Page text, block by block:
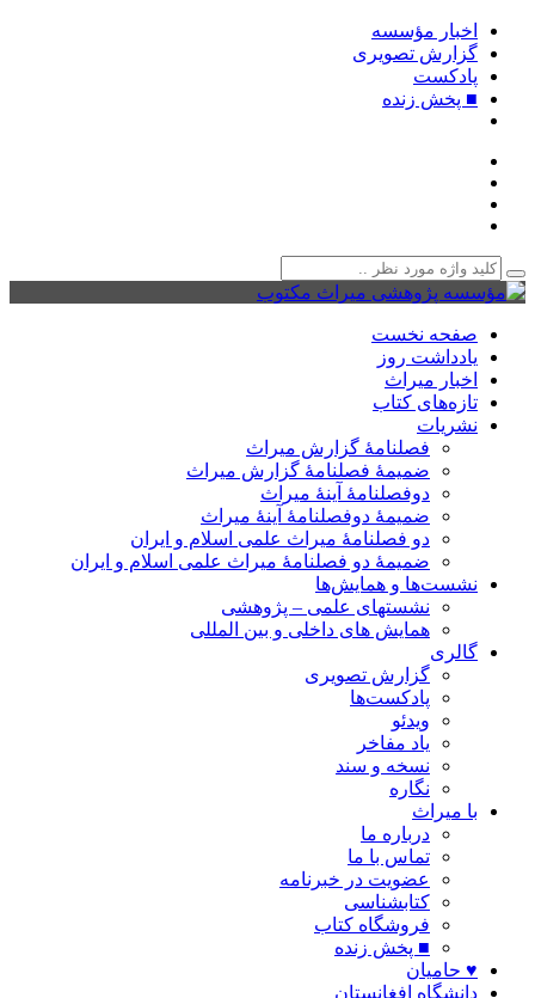
اخبار مؤسسه
گزارش تصویری
پادکست‌
■ پخش زنده
صفحه نخست
یادداشت روز
اخبار میراث
تازه‌های کتاب
نشریات
فصلنامۀ گزارش میراث
ضمیمۀ فصلنامۀ گزارش میراث
دوفصلنامۀ آینۀ میراث
ضمیمۀ دوفصلنامۀ آینۀ میراث
دو فصلنامۀ میراث علمی اسلام و ایران
ضمیمۀ دو فصلنامۀ میراث علمی اسلام و ایران
نشست‌ها و همایش‌ها
نشستهای علمی – پژوهشی
همایش های داخلی و بین المللی
گالری
گزارش تصویری
پادکست‌ها
ویدئو
یاد مفاخر
نسخه و سند
نگاره
با میراث
درباره ما
تماس با ما
عضویت در خبرنامه
کتابشناسی
فروشگاه کتاب
■ پخش زنده
♥ حامیان
دانشگاه افغانستان